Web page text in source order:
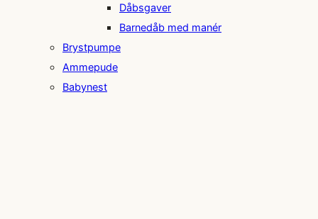
Dåbsgaver
Barnedåb med manér
Brystpumpe
Ammepude
Babynest